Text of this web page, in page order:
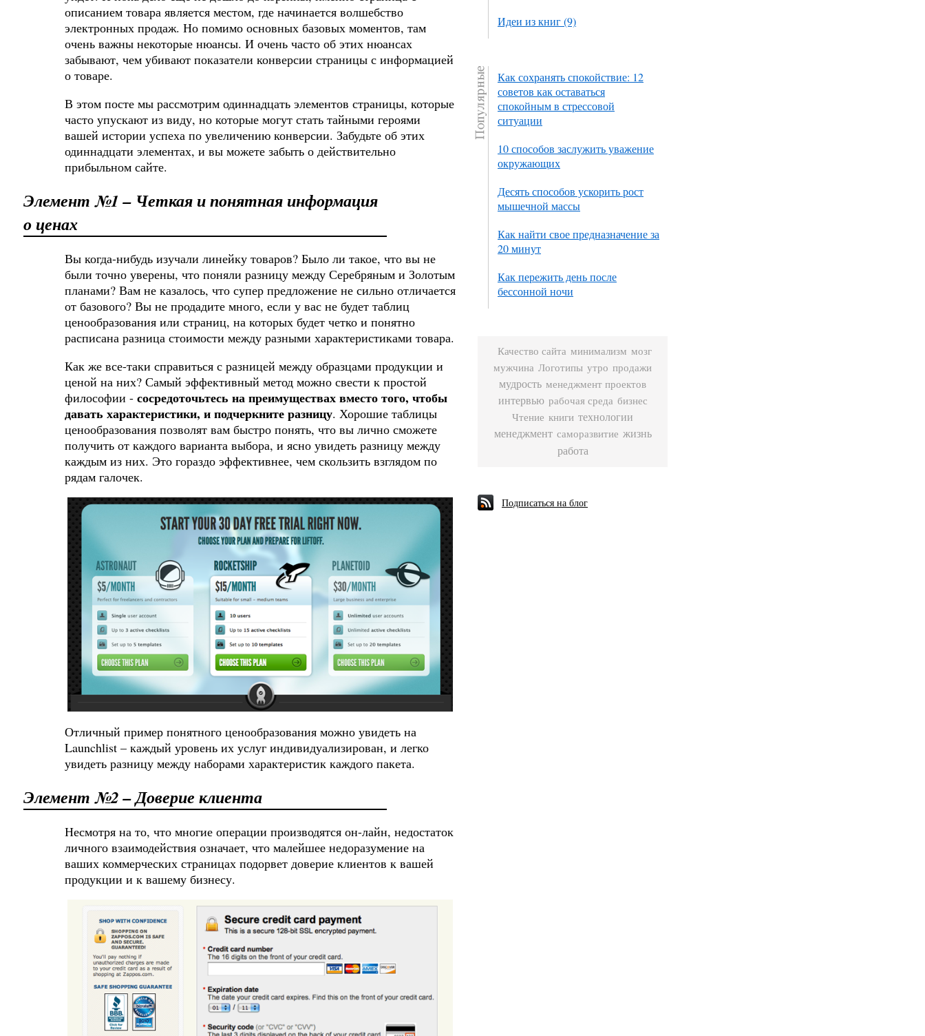
описанием товара является местом, где начинается волшебство
электронных продаж. Но помимо основных базовых моментов, там
очень важны некоторые нюансы. И очень часто об этих нюансах
забывают, чем убивают показатели конверсии страницы с информацией
о товаре.
В этом посте мы рассмотрим одиннадцать элементов страницы, которые
часто упускают из виду, но которые могут стать тайными героями
вашей истории успеха по увеличению конверсии. Забудьте об этих
одиннадцати элементах, и вы можете забыть о действительно
прибыльном сайте.
Элемент №1 – Четкая и понятная информация
о ценах
Вы когда-нибудь изучали линейку товаров? Было ли такое, что вы не
были точно уверены, что поняли разницу между Серебряным и Золотым
планами? Вам не казалось, что супер предложение не сильно отличается
от базового? Вы не продадите много, если у вас не будет таблиц
ценообразования или страниц, на которых будет четко и понятно
расписана разница стоимости между разными характеристиками товара.
Как же все-таки справиться с разницей между образцами продукции и
ценой на них? Самый эффективный метод можно свести к простой
философии - сосредоточьтесь на преимуществах вместо того, чтобы
давать характеристики, и подчеркните разницу. Хорошие таблицы
ценообразования позволят вам быстро понять, что вы лично сможете
получить от каждого варианта выбора, и ясно увидеть разницу между
каждым из них. Это гораздо эффективнее, чем скользить взглядом по
рядам галочек.
Отличный пример понятного ценообразования можно увидеть на
Launchlist – каждый уровень их услуг индивидуализирован, и легко
увидеть разницу между наборами характеристик каждого пакета.
Элемент №2 – Доверие клиента
Несмотря на то, что многие операции производятся он-лайн, недостаток
личного взаимодействия означает, что малейшее недоразумение на
ваших коммерческих страницах подорвет доверие клиентов к вашей
продукции и к вашему бизнесу.
Идеи из книг (9)
Как сохранять спокойствие: 12
советов как оставаться
спокойным в стрессовой
ситуации
10 способов заслужить уважение
окружающих
Десять способов ускорить рост
мышечной массы
Как найти свое предназначение за
20 минут
Как пережить день после
бессонной ночи
Качество сайта минимализм мозг
мужчина Логотипы утро продажи
мудрость менеджмент проектов
интервью рабочая среда бизнес
Чтение книги технологии
менеджмент саморазвитие жизнь
работа
Подписаться на блог